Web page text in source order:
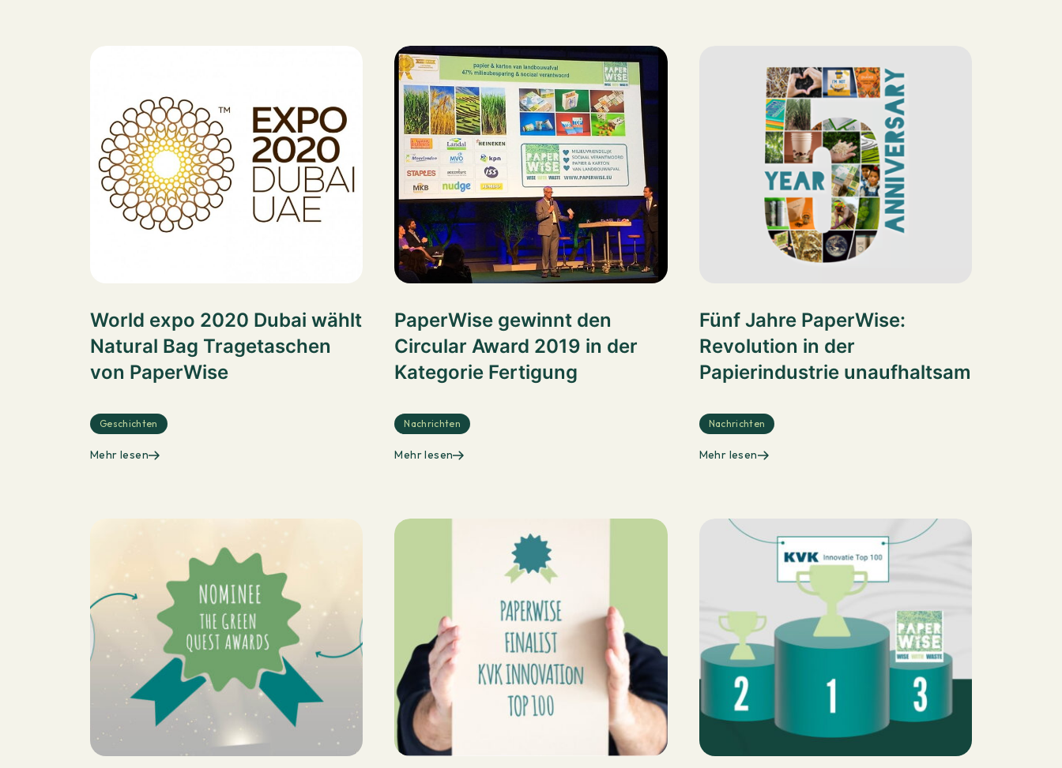
World expo 2020 Dubai wählt
Natural Bag Tragetaschen
von PaperWise
Geschichten
Mehr lesen
PaperWise gewinnt den
Circular Award 2019 in der
Kategorie Fertigung
Nachrichten
Mehr lesen
Fünf Jahre PaperWise:
Revolution in der
Papierindustrie unaufhaltsam
Nachrichten
Mehr lesen